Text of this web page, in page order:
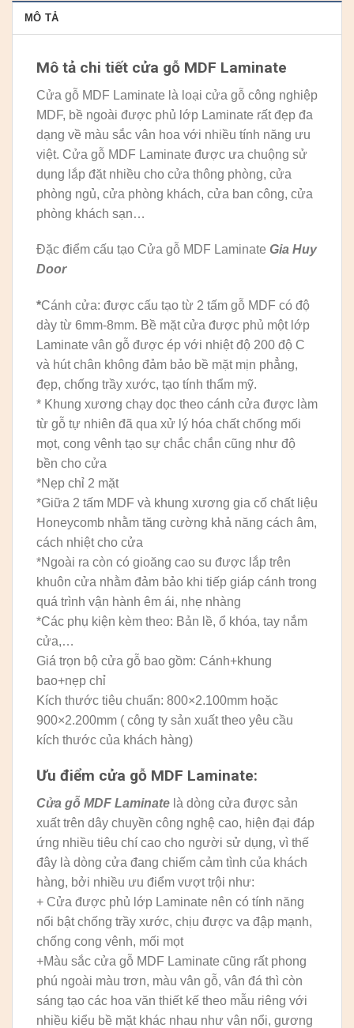
MÔ TẢ
Mô tả chi tiết cửa gỗ MDF Laminate
Cửa gỗ MDF Laminate là loại cửa gỗ công nghiệp
MDF, bề ngoài được phủ lớp Laminate rất đẹp đa
dạng về màu sắc vân hoa với nhiều tính năng ưu
việt. Cửa gỗ MDF Laminate được ưa chuộng sử
dụng lắp đặt nhiều cho cửa thông phòng, cửa
phòng ngủ, cửa phòng khách, cửa ban công, cửa
phòng khách sạn…
Đặc điểm cấu tạo Cửa gỗ MDF Laminate Gia Huy
Door
*Cánh cửa: được cấu tạo từ 2 tấm gỗ MDF có độ
dày từ 6mm-8mm. Bề mặt cửa được phủ một lớp
Laminate vân gỗ được ép với nhiệt độ 200 độ C
và hút chân không đảm bảo bề mặt mịn phẳng,
đẹp, chống trầy xước, tạo tính thẩm mỹ.
* Khung xương chạy dọc theo cánh cửa được làm
từ gỗ tự nhiên đã qua xử lý hóa chất chống mối
mọt, cong vênh tạo sự chắc chắn cũng như độ
bền cho cửa
*Nẹp chỉ 2 mặt
*Giữa 2 tấm MDF và khung xương gia cố chất liệu
Honeycomb nhằm tăng cường khả năng cách âm,
cách nhiệt cho cửa
*Ngoài ra còn có gioăng cao su được lắp trên
khuôn cửa nhằm đảm bảo khi tiếp giáp cánh trong
quá trình vận hành êm ái, nhẹ nhàng
*Các phụ kiện kèm theo: Bản lề, ổ khóa, tay nắm
cửa,…
Giá trọn bộ cửa gỗ bao gồm: Cánh+khung
bao+nẹp chỉ
Kích thước tiêu chuẩn: 800×2.100mm hoặc
900×2.200mm ( công ty sản xuất theo yêu cầu
kích thước của khách hàng)
Ưu điểm cửa gỗ MDF Laminate:
Cửa gỗ MDF Laminate là dòng cửa được sản
xuất trên dây chuyền công nghệ cao, hiện đại đáp
ứng nhiều tiêu chí cao cho người sử dụng, vì thế
đây là dòng cửa đang chiếm cảm tình của khách
hàng, bởi nhiều ưu điểm vượt trội như:
+ Cửa được phủ lớp Laminate nên có tính năng
nổi bật chống trầy xước, chịu được va đập mạnh,
chống cong vênh, mối mọt
+Màu sắc cửa gỗ MDF Laminate cũng rất phong
phú ngoài màu trơn, màu vân gỗ, vân đá thì còn
sáng tạo các hoa văn thiết kế theo mẫu riêng với
nhiều kiểu bề mặt khác nhau như vân nổi, gương